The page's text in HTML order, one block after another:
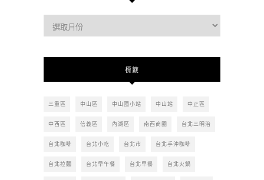
去
標籤
三重區 中山區 中山國小站 中山站 中正區
中西區 信義區 內湖區 南西商圈 台北三明治
台北咖啡 台北小吃 台北市 台北手沖咖啡
台北拉麵 台北早午餐 台北早餐 台北火鍋